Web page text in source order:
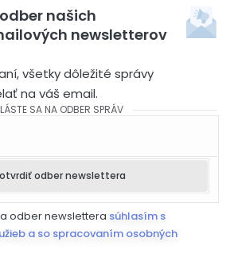
našich
newsletterov
všetky dôležité správy
na váš email.
SA NA ODBER SPRÁV
odber newslettera
odber newslettera súhlasím s
a so spracovaním osobných